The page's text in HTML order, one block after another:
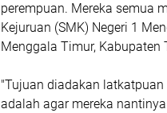
perempuan. Mereka semua
Kejuruan (SMK) Negeri 1
Menggala Timur, Kabupaten
"Tujuan diadakan
adalah agar mereka